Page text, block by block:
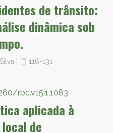
de trânsito:
dinâmica sob
116-131
rbc.v15i1.1083
aplicada à
de